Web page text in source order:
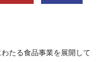
たる食品事業を展開して